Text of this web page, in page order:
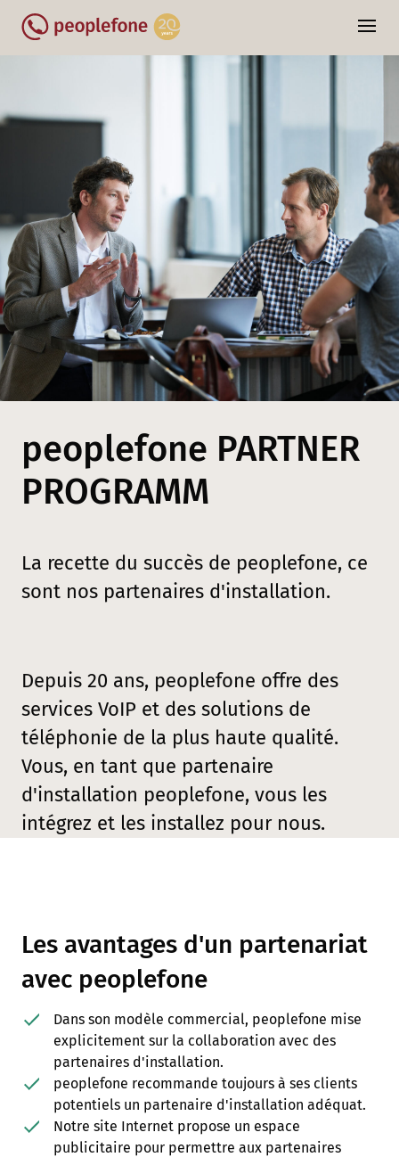
peoplefone PARTNER
PROGRAMM
La recette du succès de peoplefone, ce
sont nos partenaires d'installation.
Depuis 20 ans, peoplefone offre des
services VoIP et des solutions de
téléphonie de la plus haute qualité.
Vous, en tant que partenaire
d'installation peoplefone, vous les
intégrez et les installez pour nous.
Les avantages d'un partenariat
avec peoplefone
Dans son modèle commercial, peoplefone mise
explicitement sur la collaboration avec des
partenaires d'installation.
peoplefone recommande toujours à ses clients
potentiels un partenaire d'installation adéquat.
Notre site Internet propose un espace
publicitaire pour permettre aux partenaires